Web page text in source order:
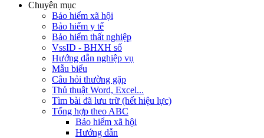
Chuyên mục
Bảo hiểm xã hội
Bảo hiểm y tế
Bảo hiểm thất nghiệp
VssID - BHXH số
Hướng dẫn nghiệp vụ
Mẫu biểu
Câu hỏi thường gặp
Thủ thuật Word, Excel...
Tìm bài đã lưu trữ (hết hiệu lực)
Tổng hợp theo ABC
Bảo hiểm xã hội
Hướng dẫn